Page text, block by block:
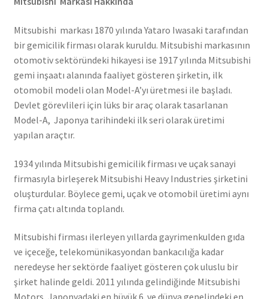
Mitsubishi markası 1870 yılında Yataro Iwasaki tarafından
bir gemicilik firması olarak kuruldu. Mitsubishi markasının
otomotiv sektöründeki hikayesi ise 1917 yılında Mitsubishi
gemi inşaatı alanında faaliyet gösteren şirketin, ilk
otomobil modeli olan Model-A’yı üretmesi ile başladı.
Devlet görevlileri için lüks bir araç olarak tasarlanan
Model-A, Japonya tarihindeki ilk seri olarak üretimi
yapılan araçtır.
1934 yılında Mitsubishi gemicilik firması ve uçak sanayi
firmasıyla birleşerek Mitsubishi Heavy Industries şirketini
oluşturdular. Böylece gemi, uçak ve otomobil üretimi aynı
firma çatı altında toplandı.
Mitsubishi firması ilerleyen yıllarda gayrimenkulden gıda
ve içeceğe, telekomünikasyondan bankacılığa kadar
neredeyse her sektörde faaliyet gösteren çok uluslu bir
şirket halinde geldi. 2011 yılında gelindiğinde Mitsubishi